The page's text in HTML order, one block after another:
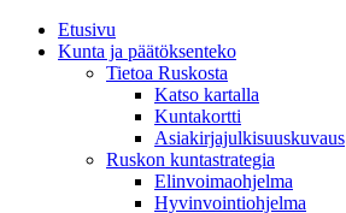
Etusivu
Kunta ja päätöksenteko
Tietoa Ruskosta
Katso kartalla
Kuntakortti
Asiakirjajulkisuuskuvaus
Ruskon kuntastrategia
Elinvoimaohjelma
Hyvinvointiohjelma